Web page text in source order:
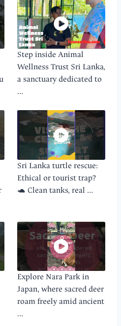
Step inside Animal
Wellness Trust Sri Lanka,
a sanctuary dedicated to
…
Sri Lanka turtle rescue:
Ethical or tourist trap?
🐢 Clean tanks, real …
Explore Nara Park in
Japan, where sacred deer
roam freely amid ancient
…